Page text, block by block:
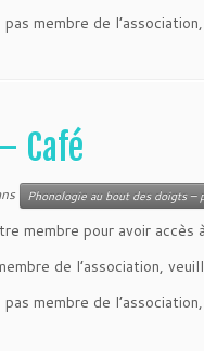
pas membre de
Café
Phonologie au bout des doigts –
membre pour avoir accès
de l’association,
pas membre de